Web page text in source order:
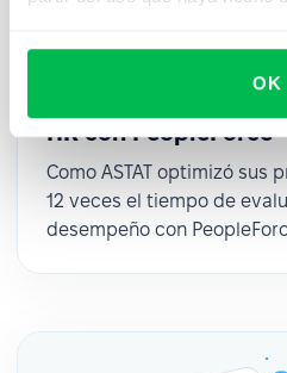
OK
Cómo ASTAT
HR con PeopleForce
Como ASTAT optimizó sus
12 veces el tiempo de
desempeño con